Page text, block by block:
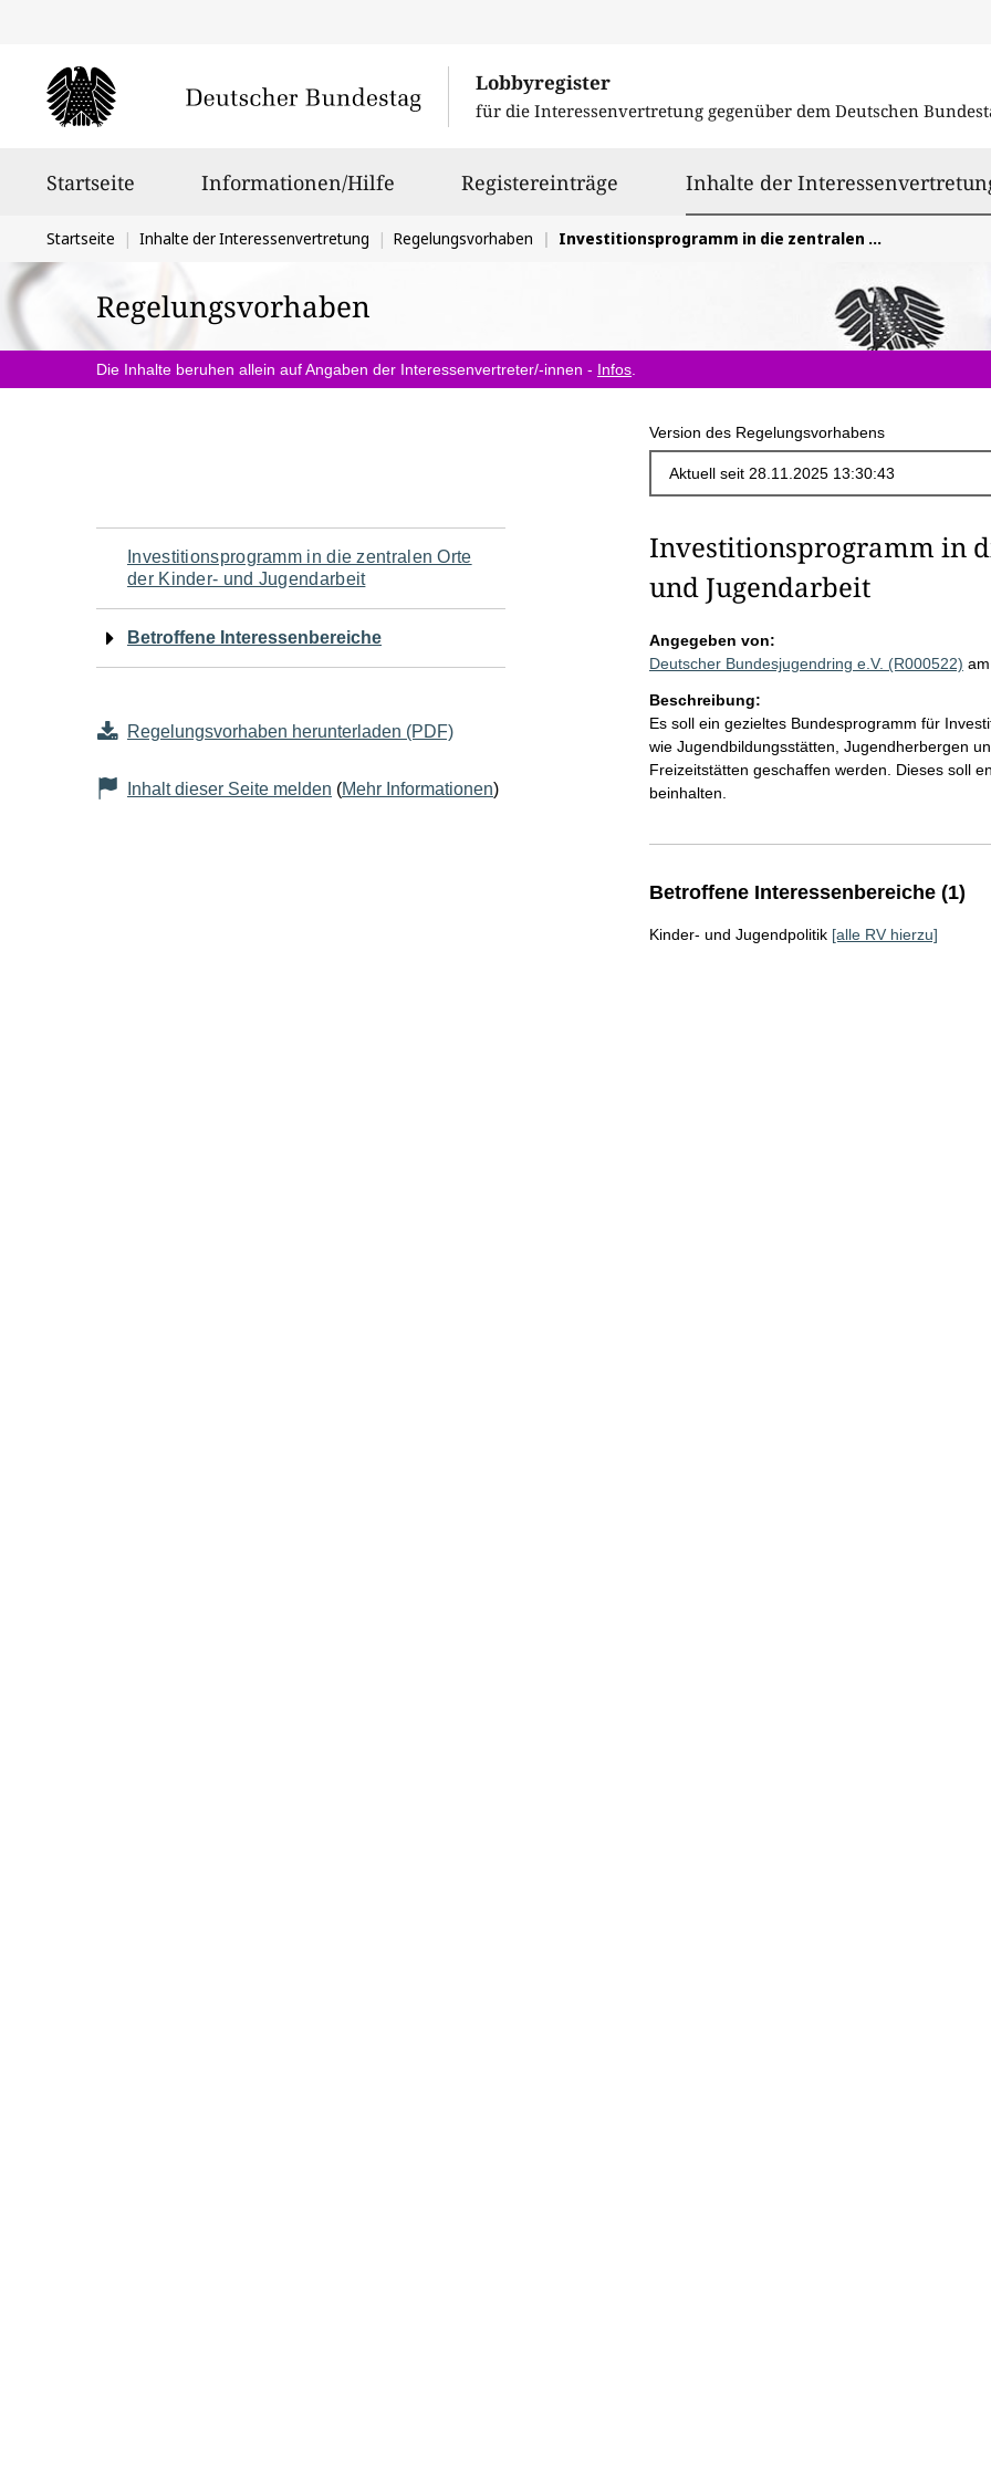
Lobbyregister
für die Interessenvertretung gegenüber dem Deutschen
Startseite Informationen/Hilfe Registereinträge Inhalte der
Sie
befinden
sich
hier:
Startseite Inhalte der Interessenvertretung Regelungsvorhaben Investitionsprogramm in die zentralen Orte der Kinder- und Jugendarbeit
Regelungsvorhaben
Die Inhalte beruhen allein auf Angaben der Interessenvertreter/-innen - Infos
Version des Regelungsvorhabens
Navigation
für
den
Seiteninhalt
Investitionsprogramm in die zentralen Orte
der Kinder- und Jugendarbeit
Betroffene Interessenbereiche
Regelungsvorhaben herunterladen (PDF)
Inhalt dieser Seite melden (Mehr Informationen)
Investitionsprogramm in
und Jugendarbeit
Angegeben von:
Deutscher Bundesjugendring e.V. (R000522)
Beschreibung:
Es soll ein gezieltes Bundesprogramm für
wie Jugendbildungsstätten, Jugendherbergen
Freizeitstätten geschaffen werden. Dieses soll
beinhalten.
Betroffene Interessenbereiche (1)
Kinder- und Jugendpolitik [alle RV hierzu]